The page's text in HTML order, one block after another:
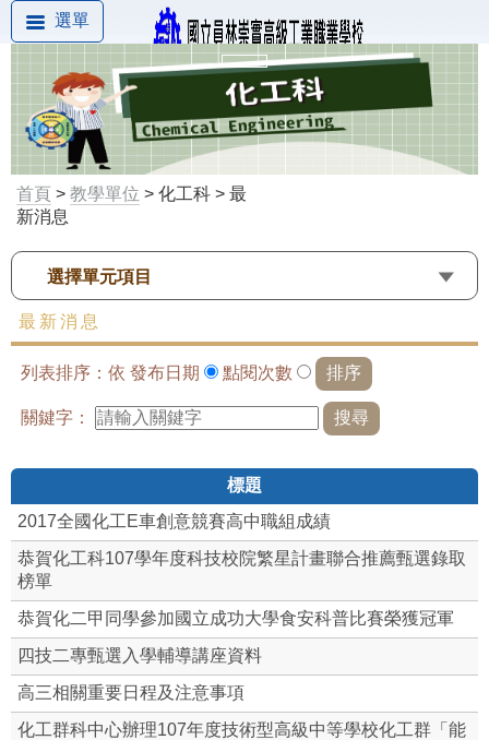
選單
首頁 > 教學單位 > 化工科 > 最
新消息
選擇單元項目
最新消息
列表排序：依 發布日期 點閱次數
關鍵字：
標題
2017全國化工E車創意競賽高中職組成績
恭賀化工科107學年度科技校院繁星計畫聯合推薦甄選錄取
榜單
恭賀化二甲同學參加國立成功大學食安科普比賽榮獲冠軍
四技二專甄選入學輔導講座資料
高三相關重要日程及注意事項
化工群科中心辦理107年度技術型高級中等學校化工群「能